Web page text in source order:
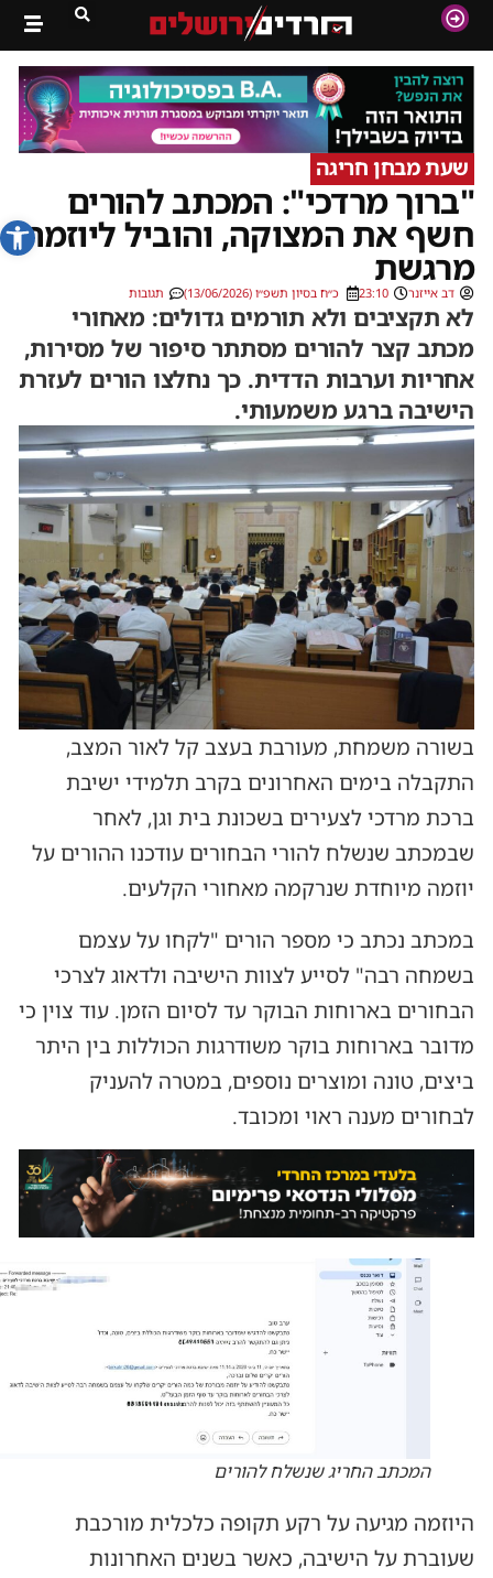
פתח
שעת מבחן חריגה
"ברוך מרדכי": המכתב להורים
חשף את המצוקה, והוביל ליוזמה
מרגשת
דב אייזנר 23:10 כ״ח בסיון תשפ״ו (13/06/2026) תגובות
לא תקציבים ולא תורמים גדולים: מאחורי
מכתב קצר להורים מסתתר סיפור של מסירות,
אחריות וערבות הדדית. כך נחלצו הורים לעזרת
הישיבה ברגע משמעותי.
בשורה משמחת, מעורבת בעצב קל לאור המצב,
התקבלה בימים האחרונים בקרב תלמידי ישיבת
ברכת מרדכי לצעירים בשכונת בית וגן, לאחר
שבמכתב שנשלח להורי הבחורים עודכנו ההורים על
יוזמה מיוחדת שנרקמה מאחורי הקלעים.
במכתב נכתב כי מספר הורים "לקחו על עצמם
בשמחה רבה" לסייע לצוות הישיבה ולדאוג לצרכי
הבחורים בארוחות הבוקר עד לסיום הזמן. עוד צוין כי
מדובר בארוחות בוקר משודרגות הכוללות בין היתר
ביצים, טונה ומוצרים נוספים, במטרה להעניק
לבחורים מענה ראוי ומכובד.
המכתב החריג שנשלח להורים
היוזמה מגיעה על רקע תקופה כלכלית מורכבת
שעוברת על הישיבה, כאשר בשנים האחרונות